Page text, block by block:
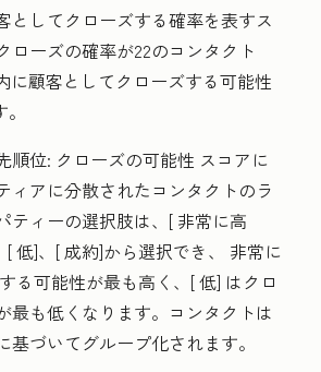
としてクローズする確率を表すス
ローズの確率が22のコンタクト
に顧客としてクローズする可能性
順位: クローズの可能性 スコアに
ィアに分散されたコンタクトのラ
ティーの選択肢は、[ 非常に高
[低]、[成約]から選択でき、 非常に
る可能性が最も高く、[低] はクロ
最も低くなります。コンタクトは
基づいてグループ化されます。